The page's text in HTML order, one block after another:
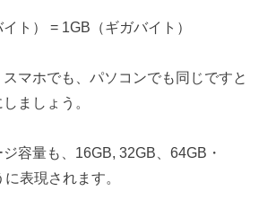
ト） = 1GB（ギガバイト）
マホでも、パソコンでも同じですと
ましょう。
容量も、16GB, 32GB、64GB・
表現されます。